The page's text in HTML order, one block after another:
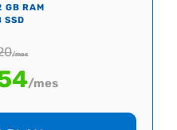
GB RAM
SSD
/mes
/mes